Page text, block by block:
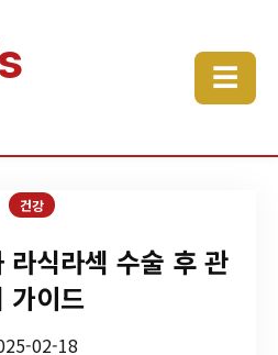
☰
건강
라식라섹 수술 후 관
가이드
02-18